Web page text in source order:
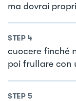
ma dovrai
STEP 4
cuocere finché
poi frullare con
STEP 5